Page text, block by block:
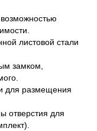
листовой стали
замком,
для размещения
отверстия для